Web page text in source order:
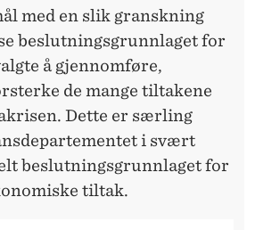
med en slik granskning
beslutningsgrunnlaget for
å gjennomføre,
de mange tiltakene
Dette er særling
i svært
beslutningsgrunnlaget for
tiltak.